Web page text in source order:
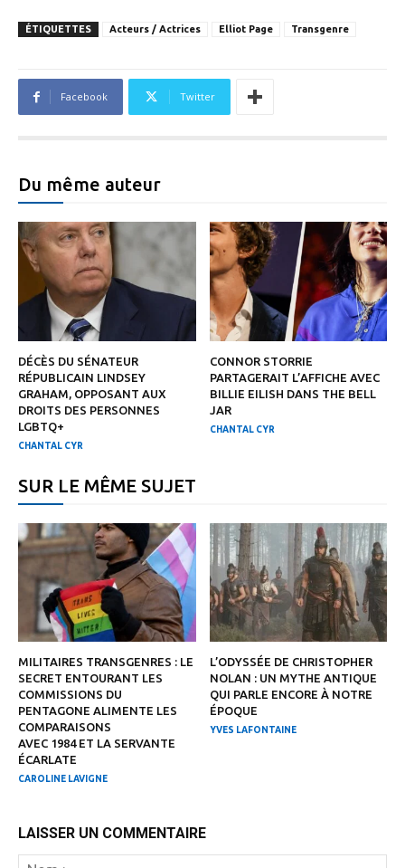
ÉTIQUETTES Acteurs / Actrices Elliot Page Transgenre
Facebook Twitter
Du même auteur
DÉCÈS DU SÉNATEUR
RÉPUBLICAIN LINDSEY
GRAHAM, OPPOSANT AUX
DROITS DES PERSONNES
LGBTQ+
CHANTAL CYR
CONNOR STORRIE
PARTAGERAIT L’AFFICHE AVEC
BILLIE EILISH DANS THE BELL
JAR
CHANTAL CYR
SUR LE MÊME SUJET
MILITAIRES TRANSGENRES : LE
SECRET ENTOURANT LES
COMMISSIONS DU
PENTAGONE ALIMENTE LES
COMPARAISONS
AVEC 1984 ET LA SERVANTE
ÉCARLATE
CAROLINE LAVIGNE
L’ODYSSÉE DE CHRISTOPHER
NOLAN : UN MYTHE ANTIQUE
QUI PARLE ENCORE À NOTRE
ÉPOQUE
YVES LAFONTAINE
LAISSER UN COMMENTAIRE